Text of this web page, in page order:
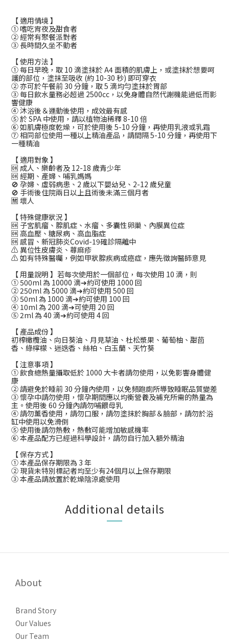
【 適用情境 】
① 嗜吃宵夜及甜食者
② 經常有聚餐派對者
③ 長時間久坐不動者
【 使用方法 】
① 每日早晚，取 10 滴塗抹於 A4 面積的肌膚上，或塗抹於想要呵
護的部位，塗抹至吸收 (約 10-30 秒) 即可穿衣
② 亦可於午餐前 30 分鐘，取 5 滴均勻塗抹於胃部
③ 每日飲水量務必超過 2500cc，以免身體自然代謝機能過低而影
響健康
④ 沐浴後＆運動後使用，成效最有感
⑤ 於 SPA 中使用，請以植物油稀釋 8-10 倍
⑥ 如肌膚極度乾燥，可於使用後 5-10 分鐘，再使用乳液或乳霜
⑦ 相同部位使用一種以上精油產品，請間隔 5-10 分鐘，再使用下
一種精油
【 適用對象 】
🆗 成人、樂齡者及 12-18 歲青少年
🆗 經期、產婦、哺乳媽媽
🚫 孕婦、虛弱病患、2 歲以下嬰幼兒、2-12 歲兒童
🚫 手術後住院兩日以上且術後未滿三個月者
🈲 壞人
【 特殊健康狀況 】
🆗 子宮肌瘤、腺肌症、水瘤、多囊性卵巢、內膜異位症
🆗 高血壓、糖尿病、高血脂症
🆗 感冒、新冠肺炎Covid-19確診隔離中
⚠️ 異位性皮膚炎、蕁麻疹
⚠️ 如有特殊醫囑，例如甲狀腺疾病或癌症，應先徵詢醫師意見
【 用量說明 】若每次使用於一個部位，每次使用 10 滴，則
① 500ml 為 10000 滴➔約可使用 1000 回
② 250ml 為 5000 滴➔約可使用 500 回
③ 50ml 為 1000 滴➔約可使用 100 回
④ 10ml 為 200 滴➔可使用 20 回
⑤ 2ml 為 40 滴➔約可使用 4 回
【 產品成份 】
初榨橄欖油、向日葵油、月見草油、杜松漿果、葡萄柚、甜茴
香、綠檸檬、迷迭香、絲柏、白玉蘭、天竹葵
【 注意事項 】
① 飲食總熱量攝取低於 1000 大卡者請勿使用，以免影響身體健
康
② 請避免於睡前 30 分鐘內使用，以免頻跑廁所導致睡眠品質變差
③ 懷孕中請勿使用，懷孕期間應以均衡營養及補充所需的熱量為
主。使用後 60 分鐘內請勿哺餵母乳
④ 請勿薰香使用，請勿口服，請勿塗抹於胸部＆臉部，請勿於浴
缸中使用以免滑倒
⑤ 使用後請勿熱敷，熱敷可能增加敏感機率
⑥ 本產品配方已經過科學設計，請勿自行加入額外精油
【 保存方式 】
① 本產品保存期限為 3 年
② 現貨未特別標記者均至少有24個月以上保存期限
③ 本產品請放置於乾燥陰涼處使用
Additional details
About
Brand Story
Our Values
Our Team